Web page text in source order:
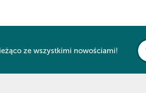
ze wszystkimi nowościami!